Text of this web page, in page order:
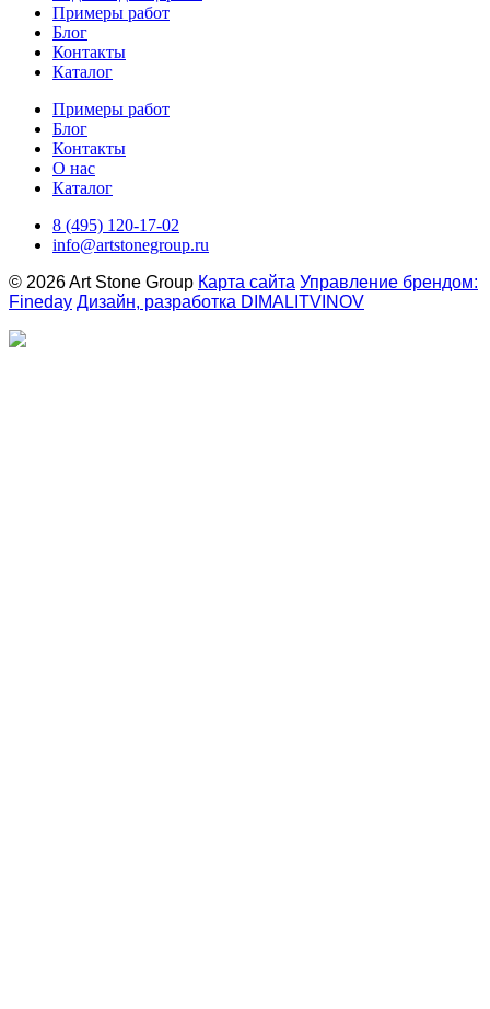
Примеры работ
Блог
Контакты
Каталог
Примеры работ
Блог
Контакты
О нас
Каталог
8 (495) 120-17-02
info@artstonegroup.ru
© 2026 Art Stone Group Карта сайта Управление брендом:
Fineday Дизайн, разработка DIMALITVINOV